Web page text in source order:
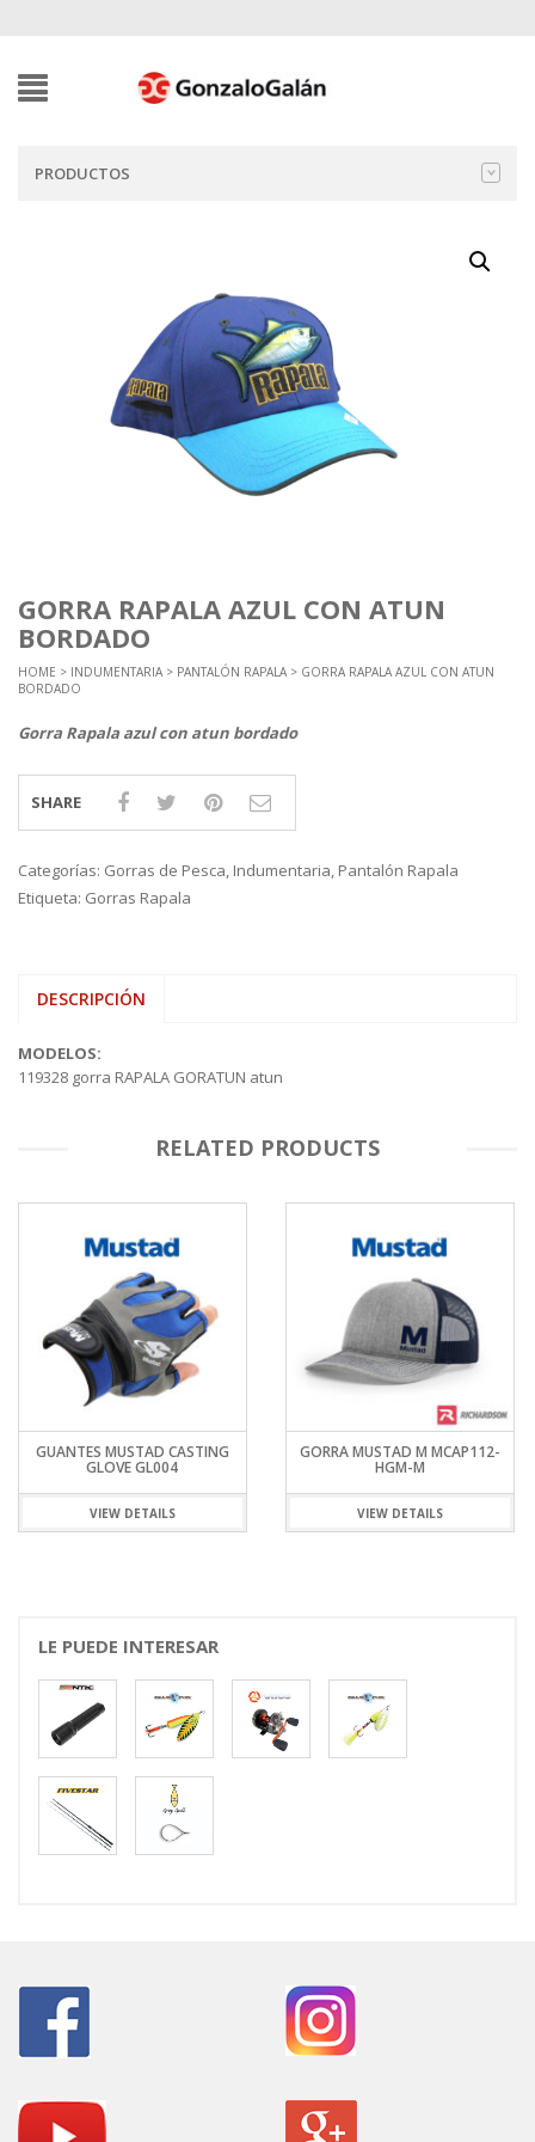
PRODUCTOS
GORRA RAPALA AZUL CON ATUN
BORDADO
HOME > INDUMENTARIA > PANTALÓN RAPALA > GORRA RAPALA AZUL CON ATUN
BORDADO
Gorra Rapala azul con atun bordado
SHARE
Categorías: Gorras de Pesca, Indumentaria, Pantalón Rapala
Etiqueta: Gorras Rapala
DESCRIPCIÓN
MODELOS:
119328 gorra RAPALA GORATUN atun
RELATED PRODUCTS
GUANTES MUSTAD CASTING
GLOVE GL004
VIEW DETAILS
GORRA MUSTAD M MCAP112-
HGM-M
VIEW DETAILS
LE PUEDE INTERESAR